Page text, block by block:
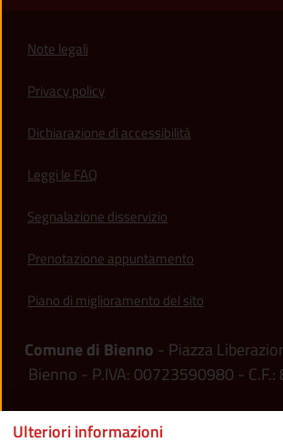
Ulteriori informazioni
Note legali
Privacy policy
Dichiarazione di accessibilità
Leggi le FAQ
Segnalazione disservizio
Prenotazione appuntamento
Piano di miglioramento del sito
Comune di Bienno - Piazza
Bienno - P.IVA: 00723590980 -